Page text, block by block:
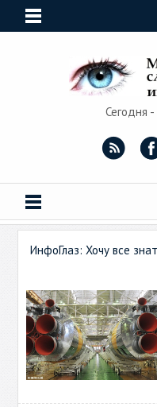
Сегодня -
ИнфоГлаз: Хочу все